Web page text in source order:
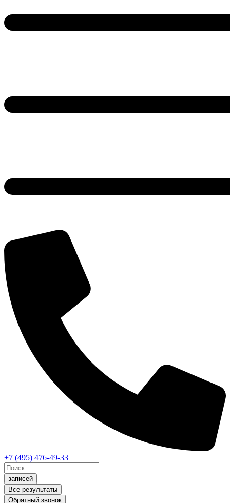
+7 (495) 476-49-33
Search
...записей
Все результаты
Обратный звонок